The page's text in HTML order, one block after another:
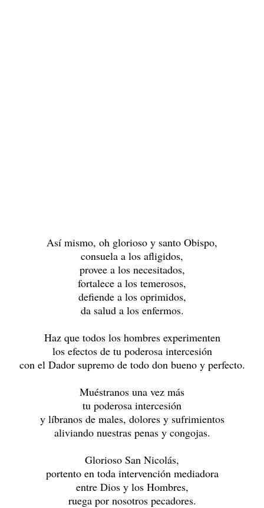
Así mismo, oh glorioso y santo Obispo,
consuela a los afligidos,
provee a los necesitados,
fortalece a los temerosos,
defiende a los oprimidos,
da salud a los enfermos.
Haz que todos los hombres experimenten
los efectos de tu poderosa intercesión
con el Dador supremo de todo don bueno y perfecto.
Muéstranos una vez más
tu poderosa intercesión
y líbranos de males, dolores y sufrimientos
aliviando nuestras penas y congojas.
Glorioso San Nicolás,
portento en toda intervención mediadora
entre Dios y los Hombres,
ruega por nosotros pecadores.